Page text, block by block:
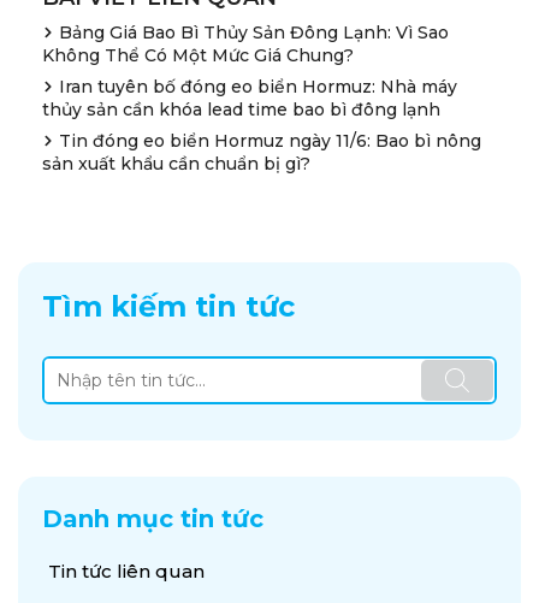
Bảng Giá Bao Bì Thủy Sản Đông Lạnh: Vì Sao
Không Thể Có Một Mức Giá Chung?
Iran tuyên bố đóng eo biển Hormuz: Nhà máy
thủy sản cần khóa lead time bao bì đông lạnh
Tin đóng eo biển Hormuz ngày 11/6: Bao bì nông
sản xuất khẩu cần chuẩn bị gì?
Tìm kiếm tin tức
Danh mục tin tức
Tin tức liên quan